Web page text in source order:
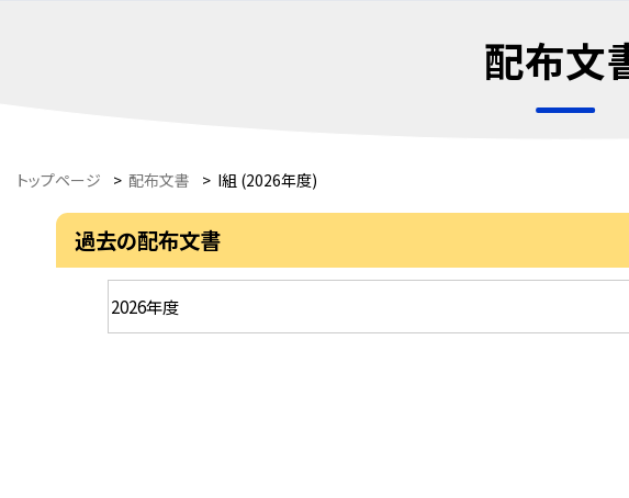
配布文
トップページ > 配布文書 > I組 (2026年度)
過去の配布文書